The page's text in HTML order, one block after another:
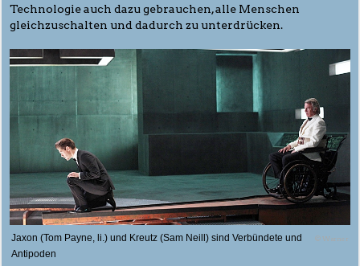
Technologie auch dazu gebrauchen, alle Menschen
gleichzuschalten und dadurch zu unterdrücken.
Jaxon (Tom Payne, li.) und Kreutz (Sam Neill) sind Verbündete und
Antipoden
© Warner